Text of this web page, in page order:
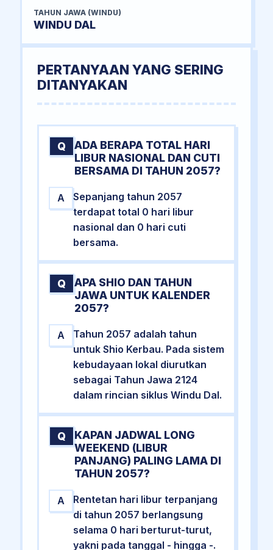
TAHUN JAWA (WINDU)
WINDU DAL
PERTANYAAN YANG SERING
DITANYAKAN
Q
ADA BERAPA TOTAL HARI
LIBUR NASIONAL DAN CUTI
BERSAMA DI TAHUN 2057?
A
Sepanjang tahun 2057
terdapat total 0 hari libur
nasional dan 0 hari cuti
bersama.
Q
APA SHIO DAN TAHUN
JAWA UNTUK KALENDER
2057?
A
Tahun 2057 adalah tahun
untuk Shio Kerbau. Pada sistem
kebudayaan lokal diurutkan
sebagai Tahun Jawa 2124
dalam rincian siklus Windu Dal.
Q
KAPAN JADWAL LONG
WEEKEND (LIBUR
PANJANG) PALING LAMA DI
TAHUN 2057?
A
Rentetan hari libur terpanjang
di tahun 2057 berlangsung
selama 0 hari berturut-turut,
yakni pada tanggal - hingga -.